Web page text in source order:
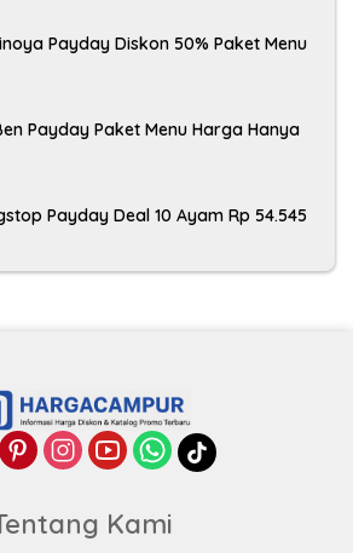
Payday Diskon 50% Paket Menu
Payday Paket Menu Harga Hanya
Payday Deal 10 Ayam Rp 54.545
Kami